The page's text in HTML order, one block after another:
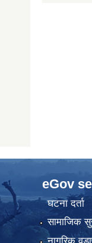
eGov
घटना दर्ता
सामाजिक